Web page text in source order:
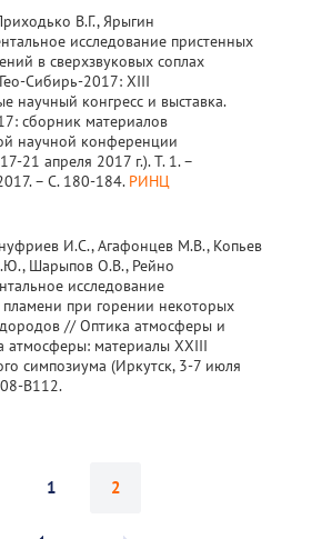
В.Г., Ярыгин
исследование пристенных
в сверхзвуковых соплах
Сибирь-2017: ХIII
научный конгресс и выставка.
сборник материалов
научной конференции
21 апреля 2017 г.). Т. 1. –
– С. 180-184. РИНЦ
И.С., Агафонцев М.В., Копьев
Шарыпов О.В., Рейно
исследование
пламени при горении некоторых
// Оптика атмосферы и
атмосферы: материалы XXIII
симпозиума (Иркутск, 3-7 июля
B112.
1 2